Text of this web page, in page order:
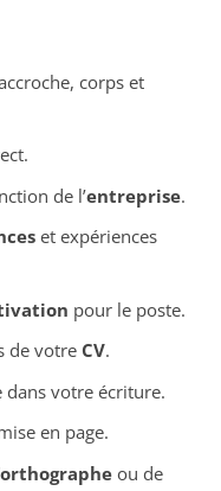
corps et
de l’entreprise.
et expériences
pour le poste.
de votre CV.
votre écriture.
en page.
ou de